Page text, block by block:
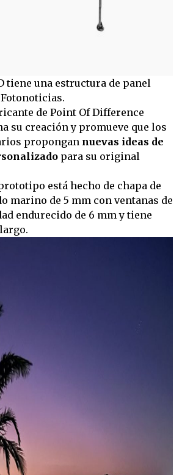
tiene una estructura de panel
de Point Of Difference
su creación y promueve que los
propongan nuevas ideas de
para su original
está hecho de chapa de
marino de 5 mm con ventanas de
endurecido de 6 mm y tiene